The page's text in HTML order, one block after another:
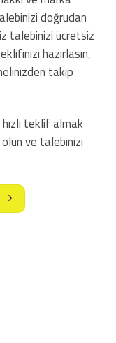
doğrudan
talebinizi ücretsiz
hazırlasın,
takip
teklif almak
ve talebinizi